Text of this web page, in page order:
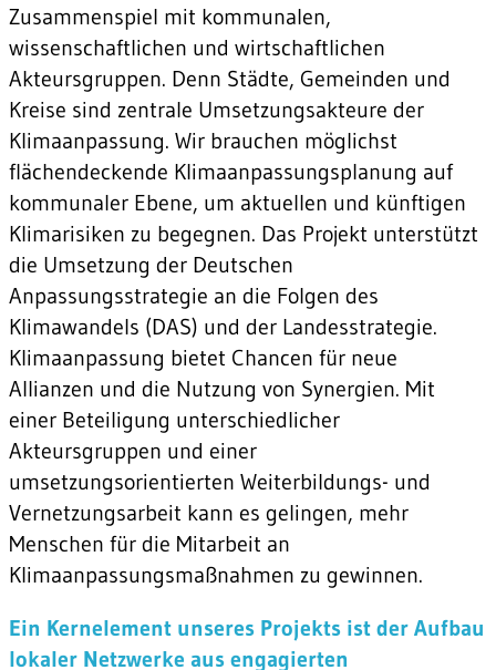
Zusammenspiel mit kommunalen,
wissenschaftlichen und wirtschaftlichen
Akteursgruppen. Denn Städte, Gemeinden und
Kreise sind zentrale Umsetzungsakteure der
Klimaanpassung. Wir brauchen möglichst
flächendeckende Klimaanpassungsplanung auf
kommunaler Ebene, um aktuellen und künftigen
Klimarisiken zu begegnen. Das Projekt unterstützt
die Umsetzung der Deutschen
Anpassungsstrategie an die Folgen des
Klimawandels (DAS) und der Landesstrategie.
Klimaanpassung bietet Chancen für neue
Allianzen und die Nutzung von Synergien. Mit
einer Beteiligung unterschiedlicher
Akteursgruppen und einer
umsetzungsorientierten Weiterbildungs- und
Vernetzungsarbeit kann es gelingen, mehr
Menschen für die Mitarbeit an
Klimaanpassungsmaßnahmen zu gewinnen.
Ein Kernelement unseres Projekts ist der Aufbau
lokaler Netzwerke aus engagierten